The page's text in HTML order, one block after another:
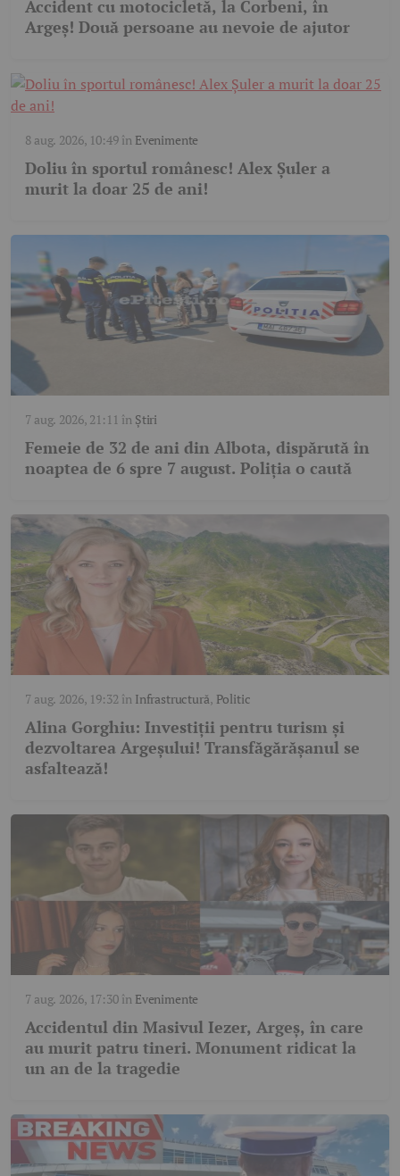
Accident cu motocicletă, la Corbeni, în
Argeș! Două persoane au nevoie de ajutor
8 aug. 2026, 10:49în Evenimente
Doliu în sportul românesc! Alex Șuler a
murit la doar 25 de ani!
7 aug. 2026, 21:11 în Știri
Femeie de 32 de ani din Albota, dispărută în
noaptea de 6 spre 7 august. Poliția o caută
7 aug. 2026, 19:32 în Infrastructură, Politic
Alina Gorghiu: Investiții pentru turism și
dezvoltarea Argeșului! Transfăgărășanul se
asfaltează!
7 aug. 2026, 17:30în Evenimente
Accidentul din Masivul Iezer, Argeș, în care
au murit patru tineri. Monument ridicat la
un an de la tragedie